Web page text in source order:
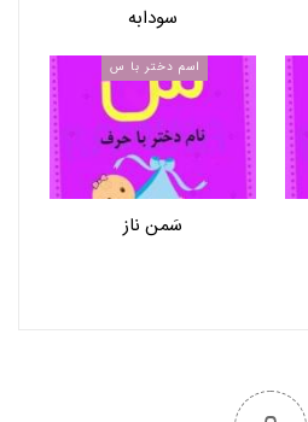
سودابه
اسم دختر با س
سَمن ناز